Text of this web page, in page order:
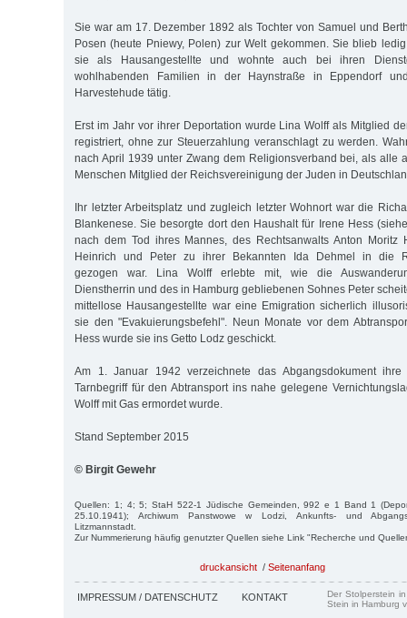
Sie war am 17. Dezember 1892 als Tochter von Samuel und
Posen (heute Pniewy, Polen) zur Welt gekommen. Sie blieb
sie als Hausangestellte und wohnte auch bei ihren
wohlhabenden Familien in der Haynstraße in Eppendorf
Harvestehude tätig.
Erst im Jahr vor ihrer Deportation wurde Lina Wolff als Mitglied
registriert, ohne zur Steuerzahlung veranschlagt zu werden.
nach April 1939 unter Zwang dem Religionsverband bei, als alle
Menschen Mitglied der Reichsvereinigung der Juden in
Ihr letzter Arbeitsplatz und zugleich letzter Wohnort war die
Blankenese. Sie besorgte dort den Haushalt für Irene Hess
nach dem Tod ihres Mannes, des Rechtsanwalts Anton Moritz
Heinrich und Peter zu ihrer Bekannten Ida Dehmel in die
gezogen war. Lina Wolff erlebte mit, wie die
Dienstherrin und des in Hamburg gebliebenen Sohnes Peter
mittellose Hausangestellte war eine Emigration sicherlich
sie den "Evakuierungsbefehl". Neun Monate vor dem
Hess wurde sie ins Getto Lodz geschickt.
Am 1. Januar 1942 verzeichnete das Abgangsdokument
Tarnbegriff für den Abtransport ins nahe gelegene
Wolff mit Gas ermordet wurde.
Stand September 2015
© Birgit Gewehr
Quellen: 1; 4; 5; StaH 522-1 Jüdische Gemeinden, 992 e 1 Band 1
25.10.1941); Archiwum Panstwowe w Lodzi, Ankunfts- und
Litzmannstadt.
Zur Nummerierung häufig genutzter Quellen siehe Link "Recherche und
druckansicht / Seitenanfang
IMPRESSUM / DATENSCHUTZ KONTAKT
Der Stolperstein
Stein in Hamburg